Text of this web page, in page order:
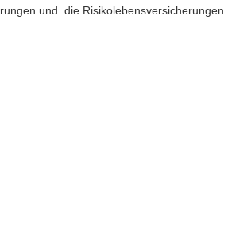
und die Risikolebensversicherungen.